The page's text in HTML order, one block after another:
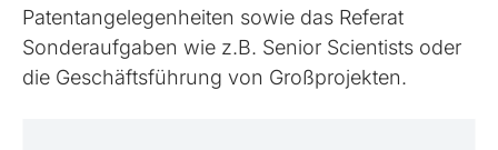
Patentangelegenheiten sowie das Referat
Sonderaufgaben wie z.B. Senior Scientists oder
die Geschäftsführung von Großprojekten.